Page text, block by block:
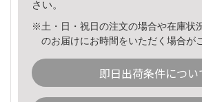
さい。
※土・日・祝日の注文の場合や在庫状
のお届けにお時間をいただく場合が
即日出荷条件につい